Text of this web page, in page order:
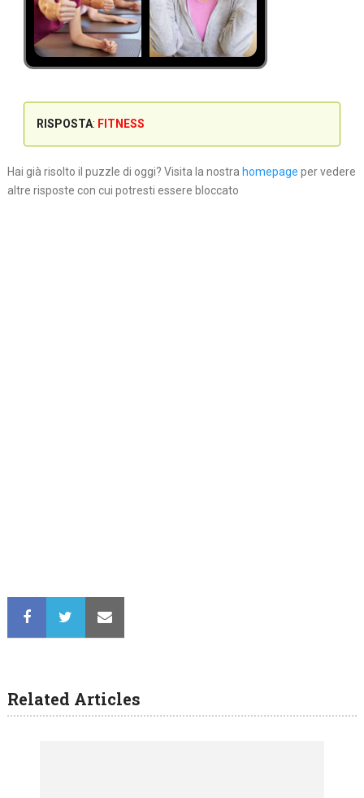
RISPOSTA: FITNESS
Hai già risolto il puzzle di oggi? Visita la nostra homepage per vedere
altre risposte con cui potresti essere bloccato
Related Articles